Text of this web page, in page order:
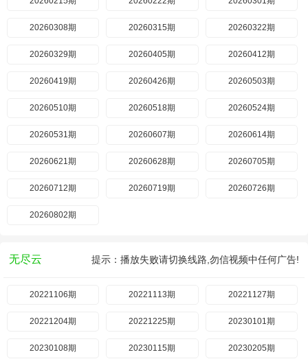
20260308期 20260315期 20260322期
20260329期 20260405期 20260412期
20260419期 20260426期 20260503期
20260510期 20260518期 20260524期
20260531期 20260607期 20260614期
20260621期 20260628期 20260705期
20260712期 20260719期 20260726期
20260802期
无尽云 提示：播放失败请切换线路,勿信视频中任何广告!
20221106期 20221113期 20221127期
20221204期 20221225期 20230101期
20230108期 20230115期 20230205期